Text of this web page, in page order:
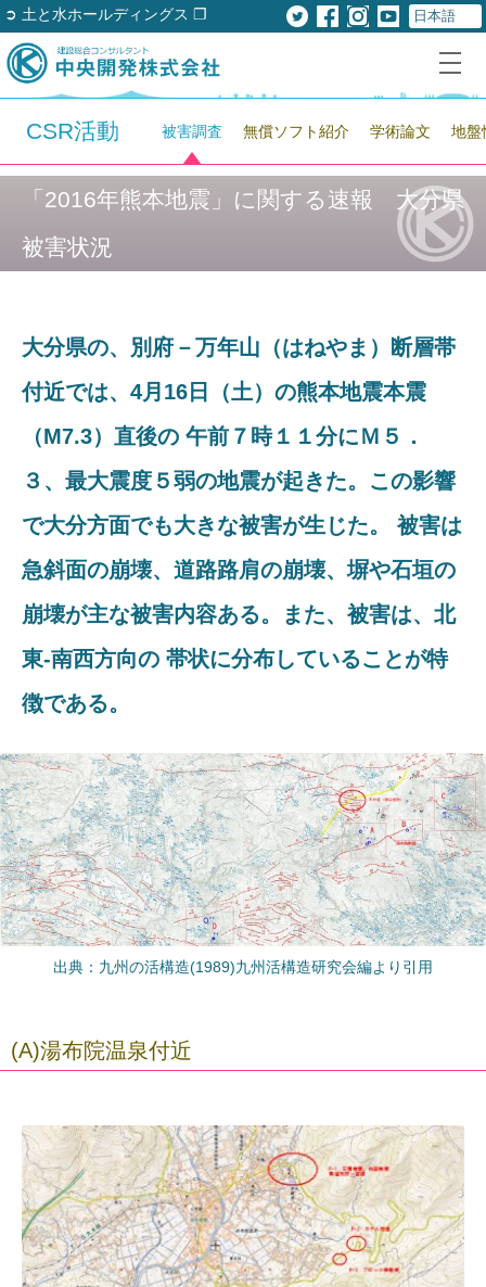
➲ 土と水ホールディングス ❐
CSR活動 被害調査 無償ソフト紹介 学術論文 地盤
「2016年熊本地震」に関する速報 大分県
被害状況
大分県の、別府－万年山（はねやま）断層帯
付近では、4月16日（土）の熊本地震本震
（M7.3）直後の 午前７時１１分にＭ５．
３、最大震度５弱の地震が起きた。この影響
で大分方面でも大きな被害が生じた。 被害は
急斜面の崩壊、道路路肩の崩壊、塀や石垣の
崩壊が主な被害内容ある。また、被害は、北
東-南西方向の 帯状に分布していることが特
徴である。
出典：九州の活構造(1989)九州活構造研究会編より引用
(A)湯布院温泉付近